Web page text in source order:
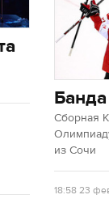
Сборная
из Сочи
18:5823